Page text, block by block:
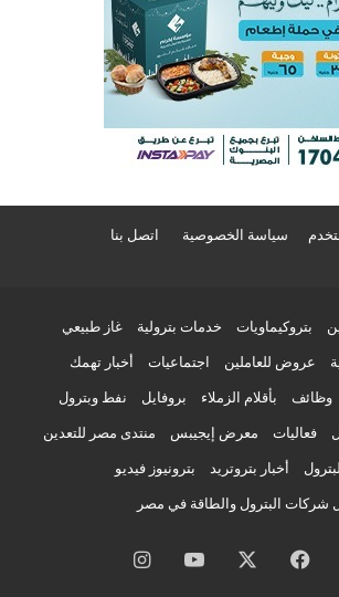
سياسة الخصوصية اتصل بنا
بتروكيماويات خدمات بترولية غاز طبيعي
عروض للعاملين اجتماعيات أخبار تهمك
وظائف بأقلام الزملاء بروفايل نفط وبترول
فعاليات معرض إيجيبس منتدى مصر للتعدين
أخبار بتروتريد بترونيوز فيديو
شركات البترول والطاقة في مصر
فيسبوك ‫YouTubeانستقرام